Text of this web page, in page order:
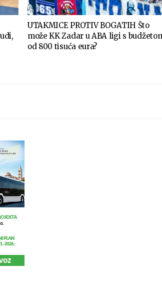
UTAKMICE PROTIV BOGATIH Što
može KK Zadar u ABA ligi s
od 800 tisuća eura?